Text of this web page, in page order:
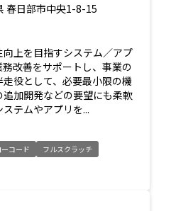
春日部市中央1-8-15
上を目指すシステム／アプ
改善をサポートし、事業の
役として、必要最小限の機
加開発などの要望にも柔軟
テムやアプリを...
ーコード
フルスクラッチ